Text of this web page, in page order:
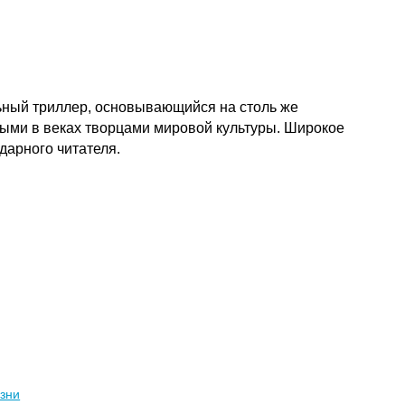
триллер, основывающийся на столь же
в веках творцами мировой культуры. Широкое
читателя.